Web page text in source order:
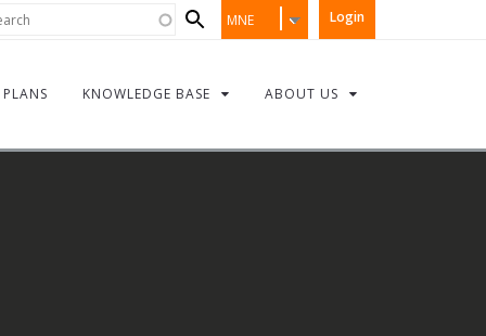
Login
MNE
PLANS KNOWLEDGE BASE ABOUT US